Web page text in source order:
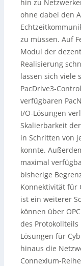
hin zu
ohne dabei den
zu müssen. Auf
Modul der
Realisierung
lassen sich viele
PacDrive3-
verfügbaren
I/O-Lösungen
Skalierbarkeit
in Schritten von
konnte.
maximal
bisherige
Konnektivität für
ist ein weiterer
können über
des
Lösungen für
hinaus die
Connexium-